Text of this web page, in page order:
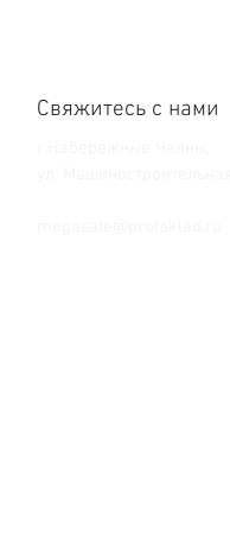
Свяжитесь с нами